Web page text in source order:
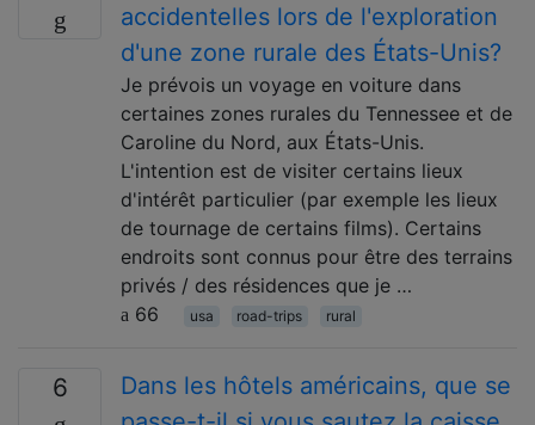
accidentelles lors de l'exploration
d'une zone rurale des États-Unis?
Je prévois un voyage en voiture dans
certaines zones rurales du Tennessee et de
Caroline du Nord, aux États-Unis.
L'intention est de visiter certains lieux
d'intérêt particulier (par exemple les lieux
de tournage de certains films). Certains
endroits sont connus pour être des terrains
privés / des résidences que je …
66
usa road-trips rural
6
Dans les hôtels américains, que se